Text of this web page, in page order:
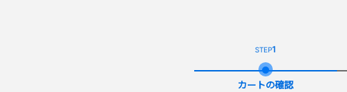
STEP1
カートの確認